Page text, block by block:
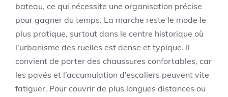
bateau, ce qui nécessite une organisation précise
pour gagner du temps. La marche reste le mode le
plus pratique, surtout dans le centre historique où
l’urbanisme des ruelles est dense et typique. Il
convient de porter des chaussures confortables, car
les pavés et l’accumulation d’escaliers peuvent vite
fatiguer. Pour couvrir de plus longues distances ou